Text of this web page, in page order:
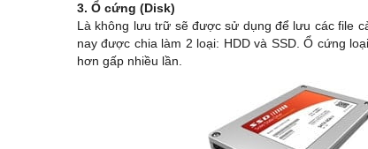
3. Ổ cứng (Disk)
Là không lưu trữ sẽ được sử dụng để lưu các file
nay được chia làm 2 loại: HDD và SSD. Ổ cứng
hơn gấp nhiều lần.